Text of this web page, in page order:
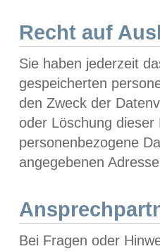
Recht auf
Sie haben jederzeit
gespeicherten
den Zweck der
oder Löschung
personenbezogene
angegebenen
Bei Fragen oder